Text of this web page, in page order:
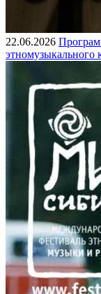
22.06.2026
этномузыкального